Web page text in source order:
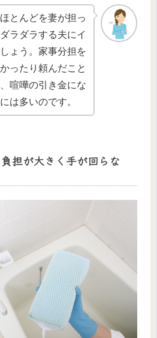
とんどを妻が担っ
ラダラする夫にイ
ょう。家事分担を
ったり頼んだこと
喧嘩の引き金にな
は多いのです。
担が大きく手が回らな